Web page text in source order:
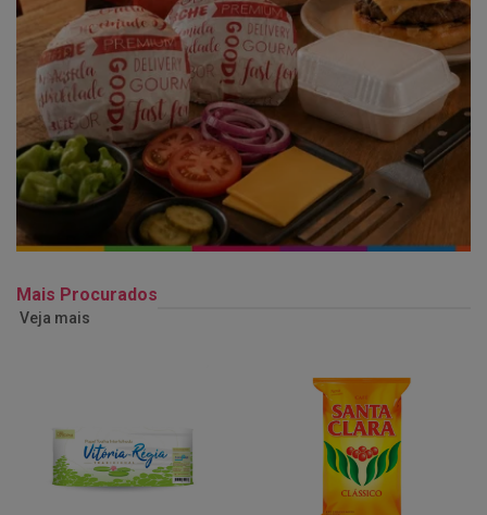
Mais Procurados
Veja mais